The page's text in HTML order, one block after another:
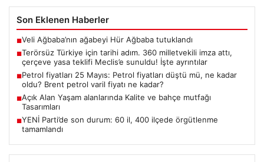
Son Eklenen Haberler
■Veli Ağbaba’nın ağabeyi Hür Ağbaba tutuklandı
■Terörsüz Türkiye için tarihi adım. 360 milletvekili imza attı,
çerçeve yasa teklifi Meclis’e sunuldu! İşte ayrıntılar
■Petrol fiyatları 25 Mayıs: Petrol fiyatları düştü mü, ne kadar
oldu? Brent petrol varil fiyatı ne kadar?
■Açık Alan Yaşam alanlarında Kalite ve bahçe mutfağı
Tasarımları
■YENİ Parti’de son durum: 60 il, 400 ilçede örgütlenme
tamamlandı